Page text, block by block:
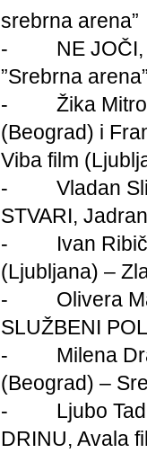
srebrna arena”
- NE JOČI,
”Srebrna
- Žika Mitrović
(Beograd) i
Viba film
- Vladan
STVARI,
- Ivan Ribič
(Ljubljana) –
- Olivera
SLUŽBENI
- Milena
(Beograd) –
- Ljubo Tadić
DRINU, Avala